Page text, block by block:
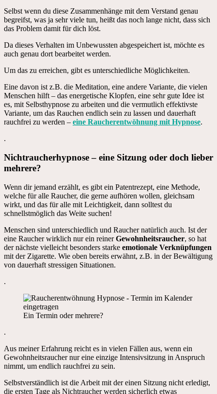
Selbst wenn du diese Zusammenhänge mit dem Verstand genau
begreifst, was ja sehr viele tun, heißt das noch lange nicht, dass sich
das Problem damit für dich löst.
Da dieses Verhalten im Unbewussten abgespeichert ist, möchte es
auch genau dort bearbeitet werden.
Um das zu erreichen, gibt es unterschiedliche Möglichkeiten.
Eine davon ist z.B. die Meditation, eine andere Variante, die vielen
Menschen hilft – das energetische Klopfen, eine sehr gute Idee ist
es, mit Selbsthypnose zu arbeiten und die vermutlich effektivste
Variante, um das Rauchen endlich sein zu lassen und dauerhaft
rauchfrei zu werden – eine Raucherentwöhnung mit Hypnose.
.
Nichtraucherhypnose – eine Sitzung oder doch lieber
mehrere?
Wenn dir jemand erzählt, es gibt ein Patentrezept, eine Methode,
welche für alle Raucher, die gerne aufhören wollen, gleichsam
wirkt, und das für alle mit Leichtigkeit, dann solltest du
schnellstmöglich das Weite suchen!
Menschen sind unterschiedlich und Raucher natürlich auch. Ist der
eine Raucher wirklich nur ein reinerGewohnheitsraucher, so hat
der nächste vielleicht besonders starke emotionale Verknüpfungen
mit der Zigarette. Wie oben bereits erwähnt, z.B. in der Bewältigung
von dauerhaft stressigen Situationen.
.
Ein Termin oder mehrere?
.
Aus meiner Erfahrung reicht es in vielen Fällen aus, wenn ein
Gewohnheitsraucher nur eine einzige Intensivsitzung in Anspruch
nimmt, um endlich rauchfrei zu sein.
Selbstverständlich ist die Arbeit mit der einen Sitzung nicht erledigt,
die ersten Tage als Nichtraucher werden sicherlich etwas